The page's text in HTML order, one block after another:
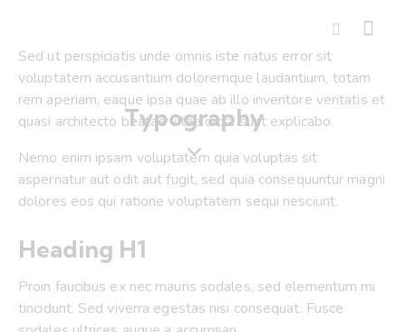
Typography
Sed ut perspiciatis unde omnis iste natus error sit
voluptatem accusantium doloremque laudantium, totam
rem aperiam, eaque ipsa quae ab illo inventore veritatis et
quasi architecto beatae vitae dicta sunt explicabo.
Nemo enim ipsam voluptatem quia voluptas sit
aspernatur aut odit aut fugit, sed quia consequuntur magni
dolores eos qui ratione voluptatem sequi nesciunt.
Heading H1
Proin faucibus ex nec mauris sodales, sed elementum mi
tincidunt. Sed viverra egestas nisi consequat. Fusce